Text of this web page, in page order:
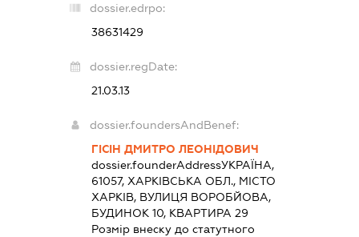
dossier.edrpo:
38631429
dossier.regDate:
21.03.13
dossier.foundersAndBenef:
ГІСІН ДМИТРО ЛЕОНІДОВИЧ
dossier.founderAddressУКРАЇНА,
61057, ХАРКІВСЬКА ОБЛ., МІСТО
ХАРКІВ, ВУЛИЦЯ ВОРОБЙОВА,
БУДИНОК 10, КВАРТИРА 29
Розмір внеску до статутного